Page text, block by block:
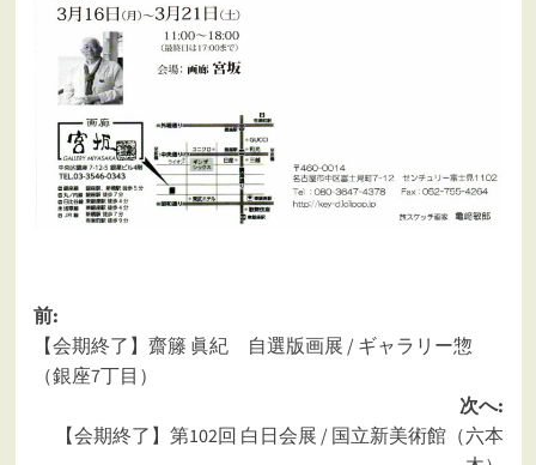
投
稿
ナ
ビ
前:
【会期終了】齋籐 眞紀 自選版画展 / ギャラリー惣
（銀座7丁目）
次へ:
【会期終了】第102回 白日会展 / 国立新美術館（六本